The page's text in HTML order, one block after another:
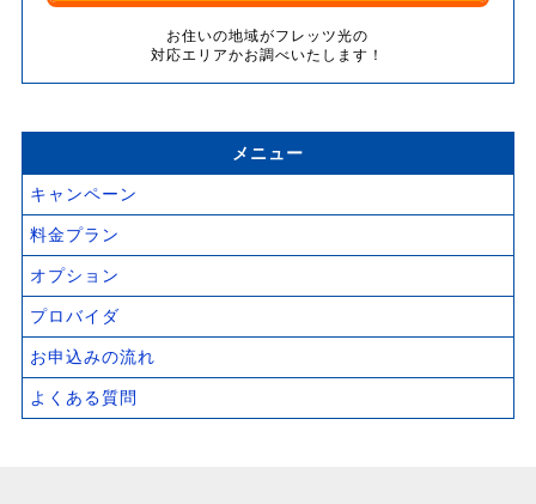
お住いの地域がフレッツ光の
対応エリアかお調べいたします！
メニュー
キャンペーン
料金プラン
オプション
プロバイダ
お申込みの流れ
よくある質問